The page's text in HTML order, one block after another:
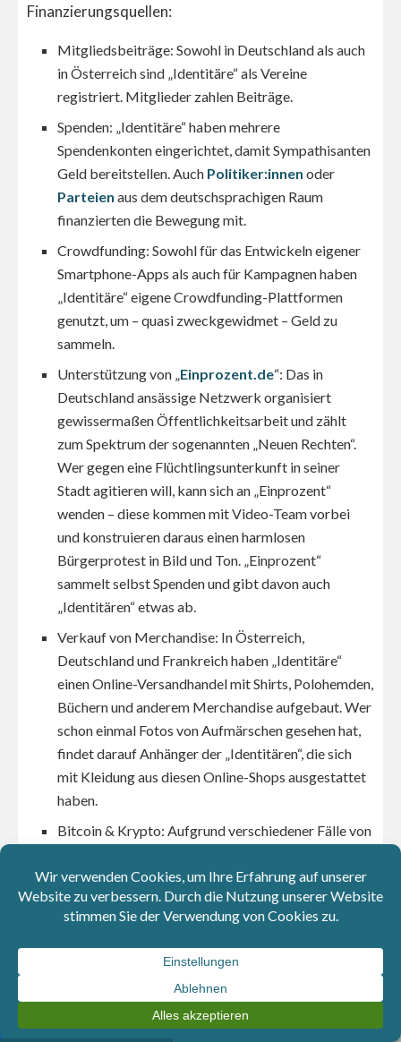
Finanzierungsquellen:
Mitgliedsbeiträge: Sowohl in Deutschland als auch
in Österreich sind „Identitäre“ als Vereine
registriert. Mitglieder zahlen Beiträge.
Spenden: „Identitäre“ haben mehrere
Spendenkonten eingerichtet, damit Sympathisanten
Geld bereitstellen. Auch Politiker:innen oder
Parteienaus dem deutschsprachigen Raum
finanzierten die Bewegung mit.
Crowdfunding: Sowohl für das Entwickeln eigener
Smartphone-Apps als auch für Kampagnen haben
„Identitäre“ eigene Crowdfunding-Plattformen
genutzt, um – quasi zweckgewidmet – Geld zu
sammeln.
Unterstützung von „ Einprozent.de“: Das in
Deutschland ansässige Netzwerk organisiert
gewissermaßen Öffentlichkeitsarbeit und zählt
zum Spektrum der sogenannten „Neuen Rechten“.
Wer gegen eine Flüchtlingsunterkunft in seiner
Stadt agitieren will, kann sich an „Einprozent“
wenden – diese kommen mit Video-Team vorbei
und konstruieren daraus einen harmlosen
Bürgerprotest in Bild und Ton. „Einprozent“
sammelt selbst Spenden und gibt davon auch
„Identitären“ etwas ab.
Verkauf von Merchandise: In Österreich,
Deutschland und Frankreich haben „Identitäre“
einen Online-Versandhandel mit Shirts, Polohemden,
Büchern und anderem Merchandise aufgebaut. Wer
schon einmal Fotos von Aufmärschen gesehen hat,
findet darauf Anhänger der „Identitären“, die sich
mit Kleidung aus diesen Online-Shops ausgestattet
haben.
Bitcoin & Krypto: Aufgrund verschiedener Fälle von
anonymere – Finanzierungswege zu erschließen.
Martin Sellner erklärte im März 2024 mit seinem
„Krypto-Masterplan“, dass künftig mindestens ein
Drittel bis die Hälfte der aktuellen Transaktionen
über Bitcoin durchgeführt werden sollen. Damit
versuchen sie, konventionelle Banken zu umgehen
und Strafverfolgung zu erschweren.